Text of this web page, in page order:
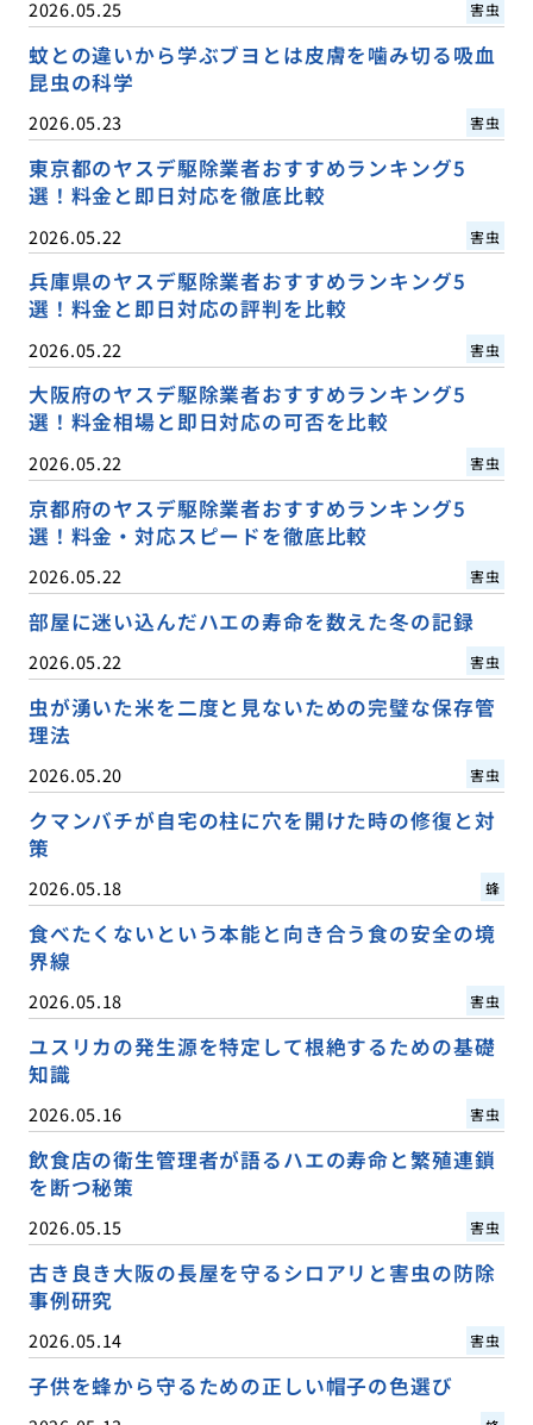
2026.05.25 害虫
蚊との違いから学ぶブヨとは皮膚を噛み切る吸血
昆虫の科学
2026.05.23 害虫
東京都のヤスデ駆除業者おすすめランキング5
選！料金と即日対応を徹底比較
2026.05.22 害虫
兵庫県のヤスデ駆除業者おすすめランキング5
選！料金と即日対応の評判を比較
2026.05.22 害虫
大阪府のヤスデ駆除業者おすすめランキング5
選！料金相場と即日対応の可否を比較
2026.05.22 害虫
京都府のヤスデ駆除業者おすすめランキング5
選！料金・対応スピードを徹底比較
2026.05.22 害虫
部屋に迷い込んだハエの寿命を数えた冬の記録
2026.05.22 害虫
虫が湧いた米を二度と見ないための完璧な保存管
理法
2026.05.20 害虫
クマンバチが自宅の柱に穴を開けた時の修復と対
策
2026.05.18 蜂
食べたくないという本能と向き合う食の安全の境
界線
2026.05.18 害虫
ユスリカの発生源を特定して根絶するための基礎
知識
2026.05.16 害虫
飲食店の衛生管理者が語るハエの寿命と繁殖連鎖
を断つ秘策
2026.05.15 害虫
古き良き大阪の長屋を守るシロアリと害虫の防除
事例研究
2026.05.14 害虫
子供を蜂から守るための正しい帽子の色選び